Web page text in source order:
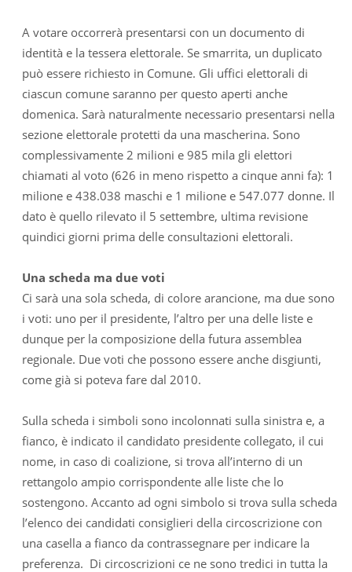
A votare occorrerà presentarsi con un documento di
identità e la tessera elettorale. Se smarrita, un duplicato
può essere richiesto in Comune. Gli uffici elettorali di
ciascun comune saranno per questo aperti anche
domenica. Sarà naturalmente necessario presentarsi nella
sezione elettorale protetti da una mascherina. Sono
complessivamente 2 milioni e 985 mila gli elettori
chiamati al voto (626 in meno rispetto a cinque anni fa): 1
milione e 438.038 maschi e 1 milione e 547.077 donne. Il
dato è quello rilevato il 5 settembre, ultima revisione
quindici giorni prima delle consultazioni elettorali.
Una scheda ma due voti
Ci sarà una sola scheda, di colore arancione, ma due sono
i voti: uno per il presidente, l’altro per una delle liste e
dunque per la composizione della futura assemblea
regionale. Due voti che possono essere anche disgiunti,
come già si poteva fare dal 2010.
Sulla scheda i simboli sono incolonnati sulla sinistra e, a
fianco, è indicato il candidato presidente collegato, il cui
nome, in caso di coalizione, si trova all’interno di un
rettangolo ampio corrispondente alle liste che lo
sostengono. Accanto ad ogni simbolo si trova sulla scheda
l’elenco dei candidati consiglieri della circoscrizione con
una casella a fianco da contrassegnare per indicare la
preferenza. Di circoscrizioni ce ne sono tredici in tutta la